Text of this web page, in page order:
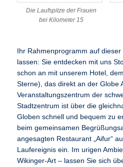
Die Laufspitze der Frauen
bei Kilometer 15
Ihr Rahmenprogramm auf dieser
lassen: Sie entdecken mit uns
schon an mit unserem Hotel,
Sterne), das direkt an der Globe
Veranstaltungszentrum der
Stadtzentrum ist über die
Globen schnell und bequem zu
beim gemeinsamen
angesagten Restaurant „Aifur“
Laufereignis ein. Im urigen
Wikinger-Art – lassen Sie sich